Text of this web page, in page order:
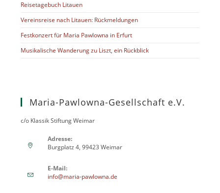
Reisetagebuch Litauen
Vereinsreise nach Litauen: Rückmeldungen
Festkonzert für Maria Pawlowna in Erfurt
Musikalische Wanderung zu Liszt, ein Rückblick
Maria-Pawlowna-Gesellschaft e.V.
c/o Klassik Stiftung Weimar
Adresse:
Burgplatz 4, 99423 Weimar
E-Mail:
info@maria-pawlowna.de